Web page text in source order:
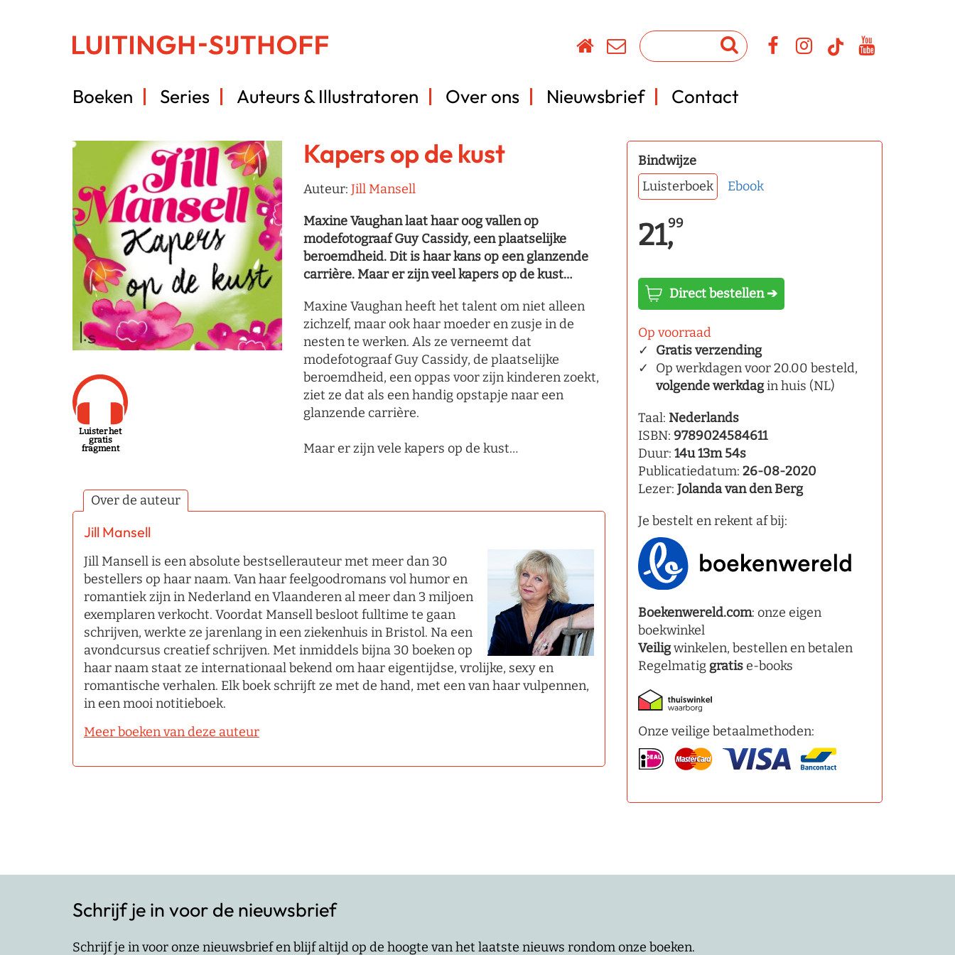
Boeken Series Auteurs & Illustratoren Over ons Nieuwsbrief Contact
Luister het
gratis
fragment
Kapers op de kust
Auteur: Jill Mansell
Maxine Vaughan laat haar oog vallen op
modefotograaf Guy Cassidy, een plaatselijke
beroemdheid. Dit is haar kans op een glanzende
carrière. Maar er zijn veel kapers op de kust…
Maxine Vaughan heeft het talent om niet alleen
zichzelf, maar ook haar moeder en zusje in de
nesten te werken. Als ze verneemt dat
modefotograaf Guy Cassidy, de plaatselijke
beroemdheid, een oppas voor zijn kinderen zoekt,
ziet ze dat als een handig opstapje naar een
glanzende carrière.
Maar er zijn vele kapers op de kust…
Over de auteur
Jill Mansell
Jill Mansell is een absolute bestsellerauteur met meer dan 30
bestellers op haar naam. Van haar feelgoodromans vol humor en
romantiek zijn in Nederland en Vlaanderen al meer dan 3 miljoen
exemplaren verkocht. Voordat Mansell besloot fulltime te gaan
schrijven, werkte ze jarenlang in een ziekenhuis in Bristol. Na een
avondcursus creatief schrijven. Met inmiddels bijna 30 boeken op
haar naam staat ze internationaal bekend om haar eigentijdse, vrolijke, sexy en
romantische verhalen. Elk boek schrijft ze met de hand, met een van haar vulpennen,
in een mooi notitieboek.
Meer boeken van deze auteur
Bindwijze
Luisterboek
Ebook
21,99
Direct bestellen ➔
Op voorraad
Gratis verzending
Op werkdagen voor 20.00 besteld,
volgende werkdagin huis (NL)
Taal: Nederlands
ISBN: 9789024584611
Duur: 14u 13m 54s
Publicatiedatum: 26-08-2020
Lezer: Jolanda van den Berg
Je bestelt en rekent af bij:
Boekenwereld.com: onze eigen
boekwinkel
Veiligwinkelen, bestellen en betalen
Regelmatig gratise-books
Onze veilige betaalmethoden:
Schrijf je in voor de nieuwsbrief
Schrijf je in voor onze nieuwsbrief en blijf altijd op de hoogte van het laatste nieuws rondom onze boeken.